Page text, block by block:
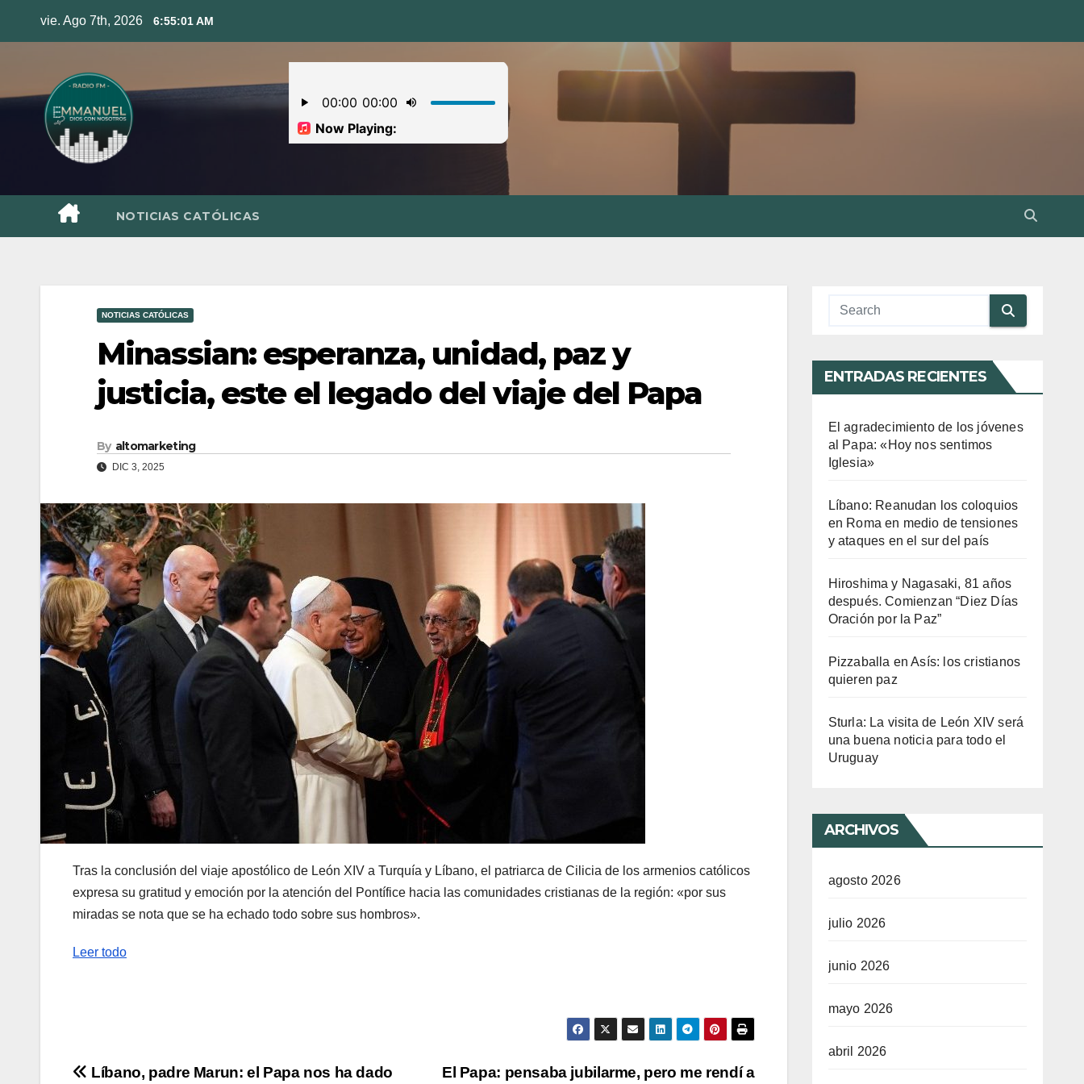
vie. Ago 7th, 2026 6:55:02 AM
NOTICIAS CATÓLICAS
NOTICIAS CATÓLICAS
Minassian: esperanza, unidad, paz y
justicia, este el legado del viaje del Papa
By altomarketing
DIC 3, 2025
Tras la conclusión del viaje apostólico de León XIV a Turquía y Líbano, el patriarca de Cilicia de los armenios católicos
expresa su gratitud y emoción por la atención del Pontífice hacia las comunidades cristianas de la región: «por sus
miradas se nota que se ha echado todo sobre sus hombros».
Leer todo
El Papa: pensaba jubilarme, pero me rendí a
Líbano, padre Marun: el Papa nos ha dado
ENTRADAS RECIENTES
El agradecimiento de los jóvenes
al Papa: «Hoy nos sentimos
Iglesia»
Líbano: Reanudan los coloquios
en Roma en medio de tensiones
y ataques en el sur del país
Hiroshima y Nagasaki, 81 años
después. Comienzan “Diez Días
Oración por la Paz”
Pizzaballa en Asís: los cristianos
quieren paz
Sturla: La visita de León XIV será
una buena noticia para todo el
Uruguay
ARCHIVOS
agosto 2026
julio 2026
junio 2026
mayo 2026
abril 2026